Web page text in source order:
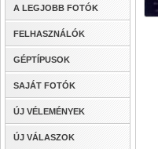
A LEGJOBB FOTÓK
FELHASZNÁLÓK
GÉPTÍPUSOK
SAJÁT FOTÓK
ÚJ VÉLEMÉNYEK
ÚJ VÁLASZOK